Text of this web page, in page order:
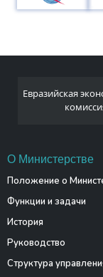
Евразийская
О Министерстве
Положение о
Функции и задачи
История
Руководство
Структура